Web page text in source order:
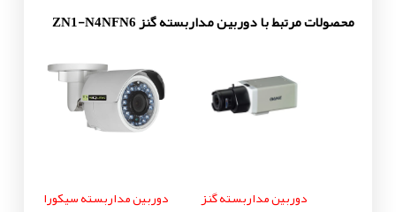
محصولات مرتبط با دوربین مداربسته گنز ZN1-N4NFN6
دوربین مداربسته گنز
دوربین مداربسته سیکورا